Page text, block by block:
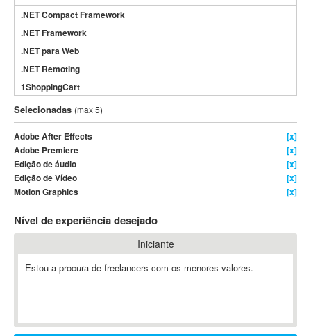
.NET Compact Framework
.NET Framework
.NET para Web
.NET Remoting
1ShoppingCart
3DS Max
3GSM
4D Dimension
802.11
A&P
A-GPS
A2Billing
AAUS Scientific Diver
ABAP
ABIS
Selecionadas (max 5)
Adobe After Effects
[x]
Adobe Premiere
[x]
Edição de áudio
[x]
Edição de Vídeo
[x]
Motion Graphics
[x]
Nível de experiência desejado
Iniciante
Estou a procura de freelancers com os menores valores.